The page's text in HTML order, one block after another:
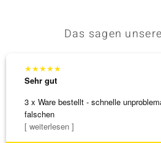
Das sagen
★★★★★
Sehr gut
3 x Ware bestellt - schnelle
falschen
[ weiterlesen ]